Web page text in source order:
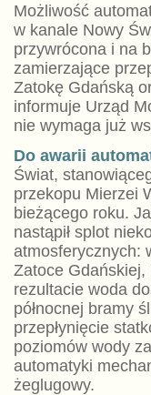
Możliwość
w kanale Nowy
przywrócona i na
zamierzające
Zatokę Gdańską
informuje Urząd
nie wymaga już
Do awarii
Świat,
przekopu Mierzei
bieżącego roku.
nastąpił splot
atmosferycznych:
Zatoce Gdańskiej,
rezultacie woda
północnej bramy
przepłynięcie
poziomów wody
automatyki
żeglugowy.